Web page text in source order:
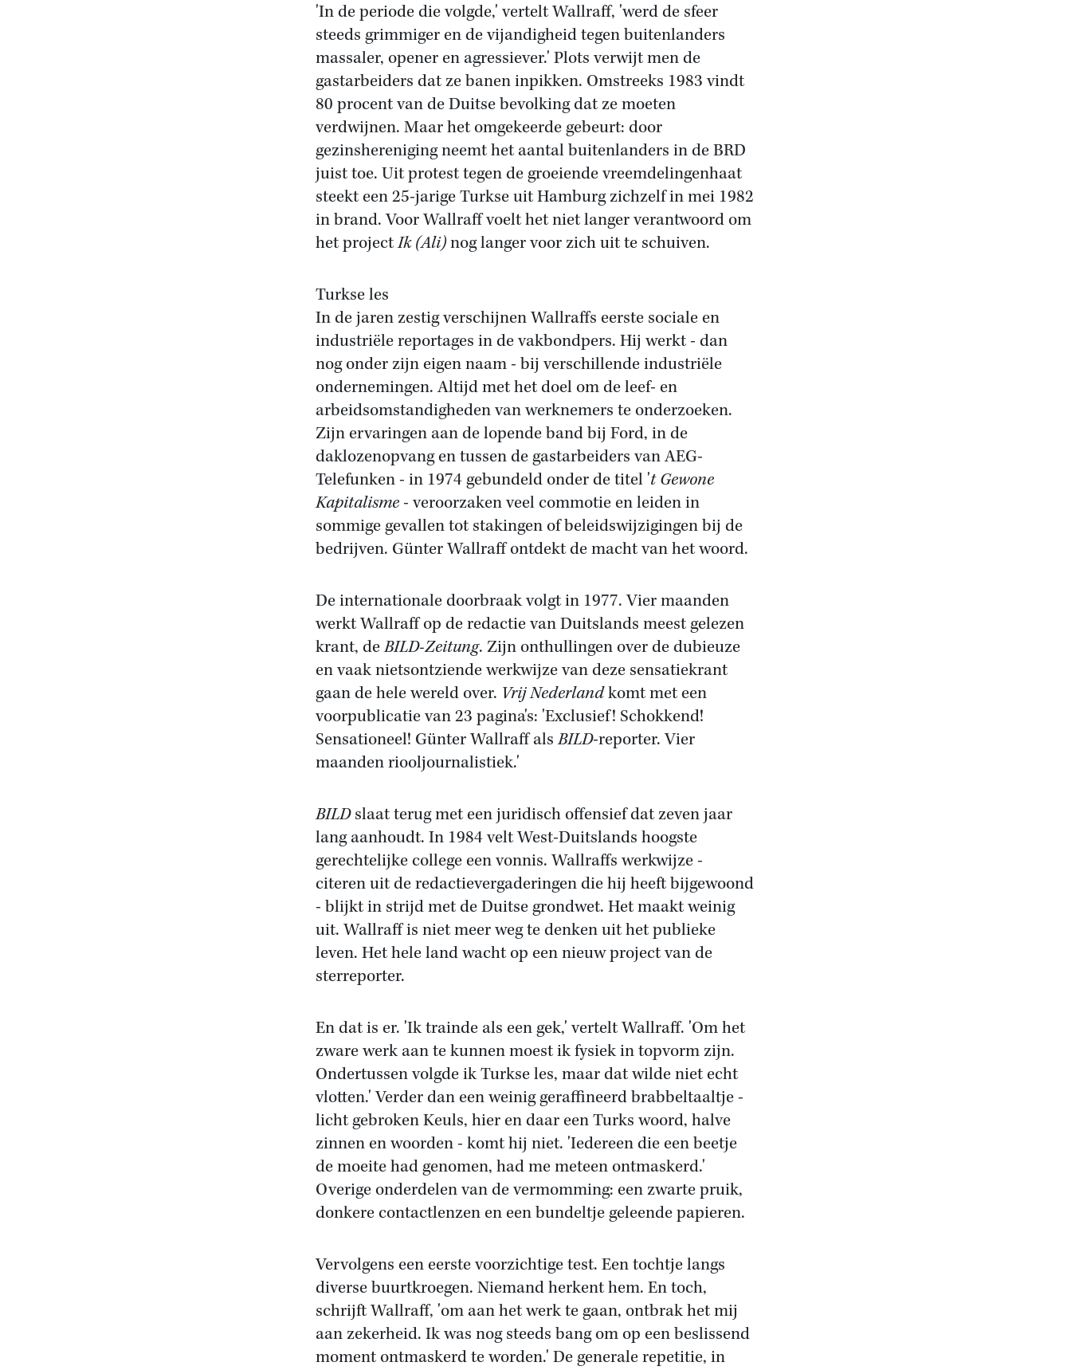
'In de periode die volgde,' vertelt Wallraff, 'werd de sfeer
steeds grimmiger en de vijandigheid tegen buitenlanders
massaler, opener en agressiever.' Plots verwijt men de
gastarbeiders dat ze banen inpikken. Omstreeks 1983 vindt
80 procent van de Duitse bevolking dat ze moeten
verdwijnen. Maar het omgekeerde gebeurt: door
gezinshereniging neemt het aantal buitenlanders in de BRD
juist toe. Uit protest tegen de groeiende vreemdelingenhaat
steekt een 25-jarige Turkse uit Hamburg zichzelf in mei 1982
in brand. Voor Wallraff voelt het niet langer verantwoord om
het projectIk (Ali)nog langer voor zich uit te schuiven.
Turkse les
In de jaren zestig verschijnen Wallraffs eerste sociale en
industriële reportages in de vakbondpers. Hij werkt - dan
nog onder zijn eigen naam - bij verschillende industriële
ondernemingen. Altijd met het doel om de leef- en
arbeidsomstandigheden van werknemers te onderzoeken.
Zijn ervaringen aan de lopende band bij Ford, in de
daklozenopvang en tussen de gastarbeiders van AEG-
Telefunken - in 1974 gebundeld onder de titel 't Gewone
Kapitalisme- veroorzaken veel commotie en leiden in
sommige gevallen tot stakingen of beleidswijzigingen bij de
bedrijven. Günter Wallraff ontdekt de macht van het woord.
De internationale doorbraak volgt in 1977. Vier maanden
werkt Wallraff op de redactie van Duitslands meest gelezen
krant, deBILD-Zeitung. Zijn onthullingen over de dubieuze
en vaak nietsontziende werkwijze van deze sensatiekrant
gaan de hele wereld over. Vrij Nederlandkomt met een
voorpublicatie van 23 pagina's: 'Exclusief! Schokkend!
Sensationeel! Günter Wallraff alsBILD-reporter. Vier
maanden riooljournalistiek.'
BILDslaat terug met een juridisch offensief dat zeven jaar
lang aanhoudt. In 1984 velt West-Duitslands hoogste
gerechtelijke college een vonnis. Wallraffs werkwijze -
citeren uit de redactievergaderingen die hij heeft bijgewoond
- blijkt in strijd met de Duitse grondwet. Het maakt weinig
uit. Wallraff is niet meer weg te denken uit het publieke
leven. Het hele land wacht op een nieuw project van de
sterreporter.
En dat is er. 'Ik trainde als een gek,' vertelt Wallraff. 'Om het
zware werk aan te kunnen moest ik fysiek in topvorm zijn.
Ondertussen volgde ik Turkse les, maar dat wilde niet echt
vlotten.' Verder dan een weinig geraffineerd brabbeltaaltje -
licht gebroken Keuls, hier en daar een Turks woord, halve
zinnen en woorden - komt hij niet. 'Iedereen die een beetje
de moeite had genomen, had me meteen ontmaskerd.'
Overige onderdelen van de vermomming: een zwarte pruik,
donkere contactlenzen en een bundeltje geleende papieren.
Vervolgens een eerste voorzichtige test. Een tochtje langs
diverse buurtkroegen. Niemand herkent hem. En toch,
schrijft Wallraff, 'om aan het werk te gaan, ontbrak het mij
aan zekerheid. Ik was nog steeds bang om op een beslissend
moment ontmaskerd te worden.' De generale repetitie, in